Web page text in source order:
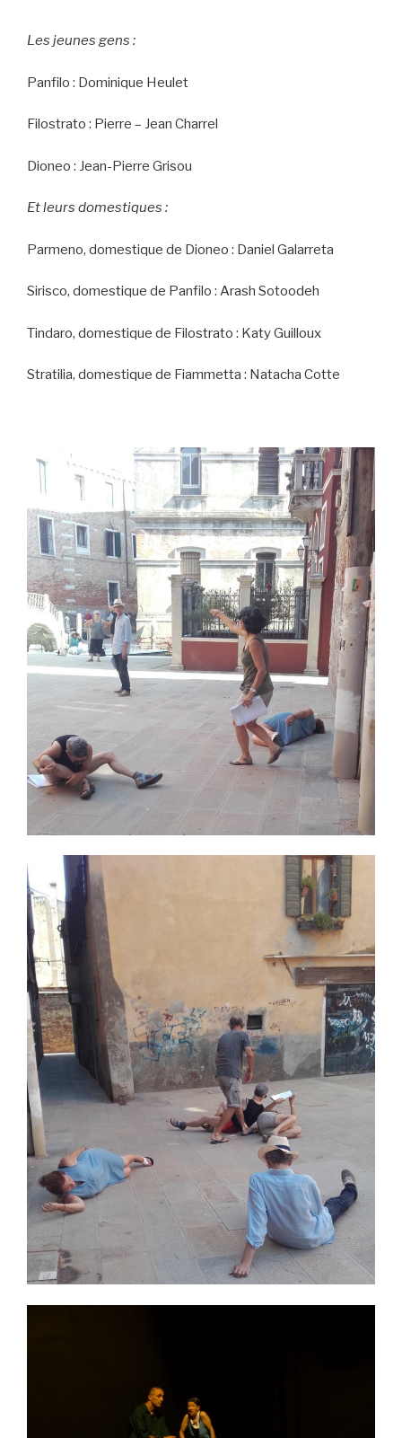
Les jeunes gens :
Panfilo : Dominique Heulet
Filostrato : Pierre – Jean Charrel
Dioneo : Jean-Pierre Grisou
Et leurs domestiques :
Parmeno, domestique de Dioneo : Daniel Galarreta
Sirisco, domestique de Panfilo : Arash Sotoodeh
Tindaro, domestique de Filostrato : Katy Guilloux
Stratilia, domestique de Fiammetta : Natacha Cotte